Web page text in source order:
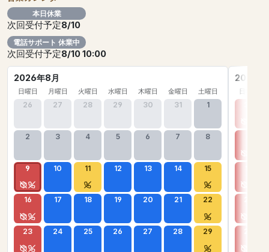
本日休業
次回受付予定8/10
電話サポート 休業中
次回受付予定8/10 10:00
2026年8月
日曜日 月曜日 火曜日 水曜日 木曜日 金曜日 土曜日
26 27 28 29 30 31 1
2 3 4 5 6 7 8
9 10 11 12 13 14 15
16 17 18 19 20 21 22
23 24 25 26 27 28 29
2026年
日曜日